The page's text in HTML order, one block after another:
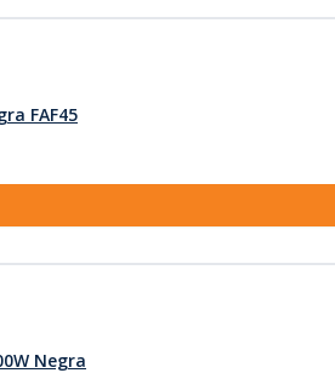
FAF45
Negra